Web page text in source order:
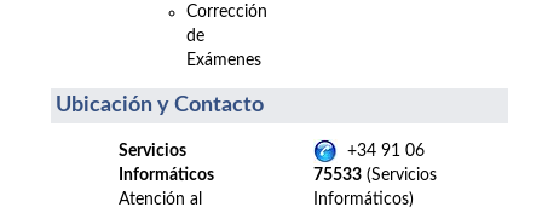
Corrección
de
Exámenes
Ubicación y Contacto
Servicios
Informáticos
Atención al
+34 91 06
75533 (Servicios
Informáticos)